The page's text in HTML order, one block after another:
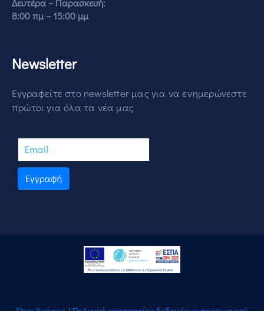
Δευτέρα – Παρασκευή:
8:00 πμ – 15:00 μμ
Newsletter
Εγγραφείτε στο newsletter μας για να ενημερώνεστε
πρώτοι για όλα τα νέα μας
Εγγραφή